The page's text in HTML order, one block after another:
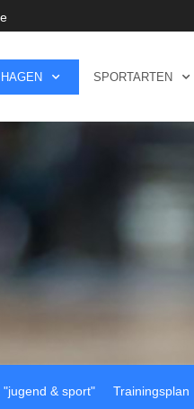
SPORTARTEN
"jugend & sport" Trainingsplan